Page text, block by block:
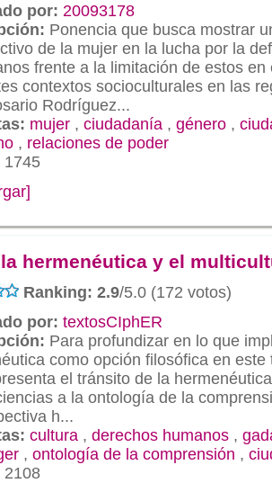
por: 20093178
Ponencia que busca mostrar
de la mujer en la lucha por la
frente a la limitación de estos en
contextos socioculturales en las
Rodríguez...
mujer , ciudadanía , género ,
, relaciones de poder
1745
hermenéutica y el
Ranking: 2.9/5.0 (172 votos)
por: textosCIphER
Para profundizar en lo que
como opción filosófica en
el tránsito de la
a la ontología de la
h...
cultura , derechos humanos ,
, ontología de la comprensión ,
2108